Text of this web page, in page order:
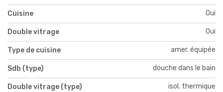
Cuisine Oui
Double vitrage Oui
Type de cuisine amer. équipée
Sdb (type) douche dans le bain
Double vitrage (type) isol. thermique